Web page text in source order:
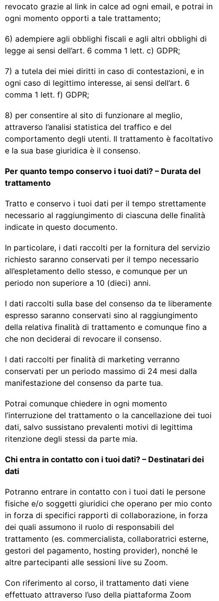
revocato grazie al link in calce ad ogni email, e potrai in
ogni momento opporti a tale trattamento;
6) adempiere agli obblighi fiscali e agli altri obblighi di
legge ai sensi dell’art. 6 comma 1 lett. c) GDPR;
7) a tutela dei miei diritti in caso di contestazioni, e in
ogni caso di legittimo interesse, ai sensi dell’art. 6
comma 1 lett. f) GDPR;
8) per consentire al sito di funzionare al meglio,
attraverso l’analisi statistica del traffico e del
comportamento degli utenti. Il trattamento è facoltativo
e la sua base giuridica è il consenso.
Per quanto tempo conservo i tuoi dati? – Durata del
trattamento
Tratto e conservo i tuoi dati per il tempo strettamente
necessario al raggiungimento di ciascuna delle finalità
indicate in questo documento.
In particolare, i dati raccolti per la fornitura del servizio
richiesto saranno conservati per il tempo necessario
all’espletamento dello stesso, e comunque per un
periodo non superiore a 10 (dieci) anni.
I dati raccolti sulla base del consenso da te liberamente
espresso saranno conservati sino al raggiungimento
della relativa finalità di trattamento e comunque fino a
che non deciderai di revocare il consenso.
I dati raccolti per finalità di marketing verranno
conservati per un periodo massimo di 24 mesi dalla
manifestazione del consenso da parte tua.
Potrai comunque chiedere in ogni momento
l’interruzione del trattamento o la cancellazione dei tuoi
dati, salvo sussistano prevalenti motivi di legittima
ritenzione degli stessi da parte mia.
Chi entra in contatto con i tuoi dati? – Destinatari dei
dati
Potranno entrare in contatto con i tuoi dati le persone
fisiche e/o soggetti giuridici che operano per mio conto
in forza di specifici rapporti di collaborazione, in forza
dei quali assumono il ruolo di responsabili del
trattamento (es. commercialista, collaboratrici esterne,
gestori del pagamento, hosting provider), nonché le
altre partecipanti alle sessioni live su Zoom.
Con riferimento al corso, il trattamento dati viene
effettuato attraverso l’uso della piattaforma Zoom